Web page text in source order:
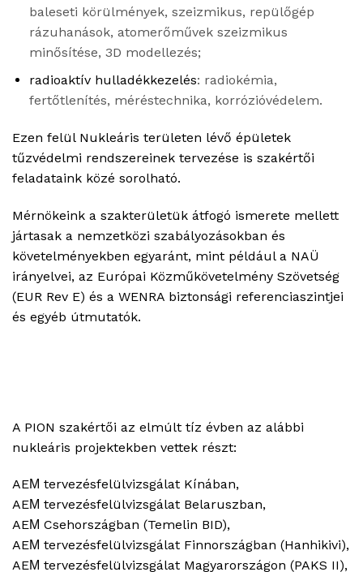
baleseti körülmények, szeizmikus, repülőgép
rázuhanások, atomerőművek szeizmikus
minősítése, 3D modellezés;
radioaktív hulladékkezelés: radiokémia,
fertőtlenítés, méréstechnika, korrózióvédelem.
Ezen felül Nukleáris területen lévő épületek
tűzvédelmi rendszereinek tervezése is szakértői
feladataink közé sorolható.
Mérnökeink a szakterületük átfogó ismerete mellett
jártasak a nemzetközi szabályozásokban és
követelményekben egyaránt, mint például a NAÜ
irányelvei, az Európai Közműkövetelmény Szövetség
(EUR Rev E) és a WENRA biztonsági referenciaszintjei
és egyéb útmutatók.
A PION szakértői az elmúlt tíz évben az alábbi
nukleáris projektekben vettek részt:
AEΜ tervezésfelülvizsgálat Kínában,
AEΜ tervezésfelülvizsgálat Belaruszban,
AEΜ Csehországban (Temelin BID),
AEΜ tervezésfelülvizsgálat Finnországban (Hanhikivi),
AEΜ tervezésfelülvizsgálat Magyarországon (PAKS II),